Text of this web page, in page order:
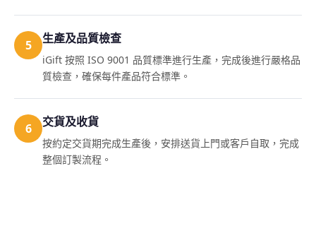
5 生產及品質檢查
iGift 按照 ISO 9001 品質標準進行生產，完成後進行嚴格品
質檢查，確保每件產品符合標準。
6 交貨及收貨
按約定交貨期完成生產後，安排送貨上門或客戶自取，完成
整個訂製流程。